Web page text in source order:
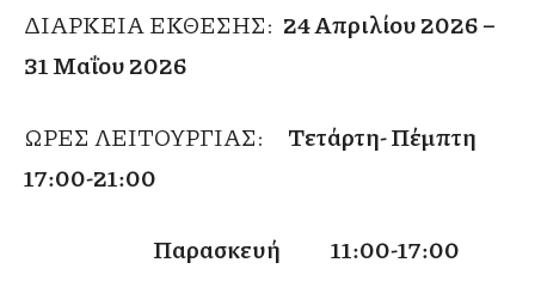
ΔΙΑΡΚΕΙΑ ΕΚΘΕΣΗΣ: 24 Απριλίου 2026 –
31 Μαΐου 2026
ΩΡΕΣ ΛΕΙΤΟΥΡΓΙΑΣ: Τετάρτη- Πέμπτη
17:00-21:00
Παρασκευή 11:00-17:00